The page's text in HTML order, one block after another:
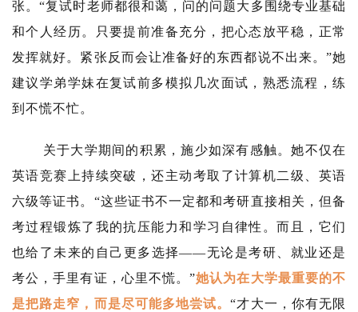
张。“复试时老师都很和蔼，问的问题大多围绕专业基础
和个人经历。只要提前准备充分，把心态放平稳，正常
发挥就好。紧张反而会让准备好的东西都说不出来。”她
建议学弟学妹在复试前多模拟几次面试，熟悉流程，练
到不慌不忙。
关于大学期间的积累，施少如深有感触。她不仅在
英语竞赛上持续突破，还主动考取了计算机二级、英语
六级等证书。“这些证书不一定都和考研直接相关，但备
考过程锻炼了我的抗压能力和学习自律性。而且，它们
也给了未来的自己更多选择——无论是考研、就业还是
考公，手里有证，心里不慌。”她认为在大学最重要的不
是把路走窄，而是尽可能多地尝试。“才大一，你有无限